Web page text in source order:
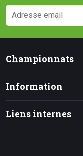
Championnats
Information
Liens internes